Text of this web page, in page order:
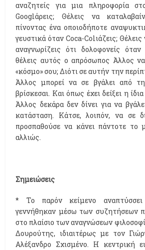
αναζητείς για μια πληροφορία
Googlάρεις; Θέλεις να
πίνοντας ένα οποιοδήποτε
γευστικά όταν Coca-Colιάζεις; Θέλεις
αναγνωρίζεις ότι δολοφονείς
θέλεις αυτός ο απρόσωπος Άλλος
«κόσμο» σου; Διότι σε αυτήν την
Άλλος μπορεί να σε βγάλει από
βρίσκεσαι. Και όπως έχει δείξει η
Άλλος δεκάρα δεν δίνει για να
κατάσταση. Κάτσε, λοιπόν, να σε
προσπαθούσε να κάνει πάντοτε το
αλλιώς.
Σημειώσεις
* Το παρόν κείμενο
γεννήθηκαν μέσω των συζητήσεων
στο πλαίσιο των αναγνώσεων
Δουρούτης, ιδιαιτέρως με τον
Αλέξανδρο Σχισμένο. Η κεντρική